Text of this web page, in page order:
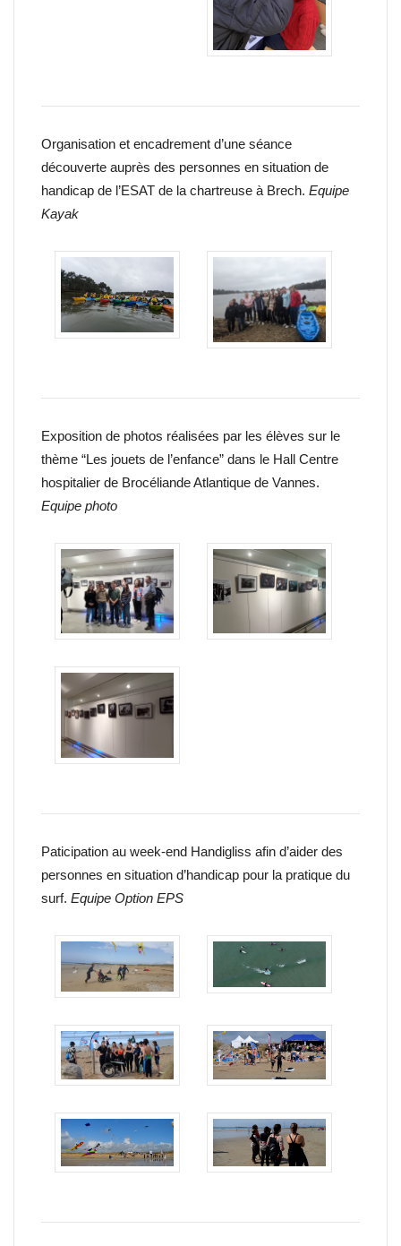
Organisation et encadrement d’une séance
découverte auprès des personnes en situation de
handicap de l’ESAT de la chartreuse à Brech. Equipe
Kayak
Exposition de photos réalisées par les élèves sur le
thème “Les jouets de l’enfance” dans le Hall Centre
hospitalier de Brocéliande Atlantique de Vannes.
Equipe photo
Paticipation au week-end Handigliss afin d’aider des
personnes en situation d’handicap pour la pratique du
surf. Equipe Option EPS